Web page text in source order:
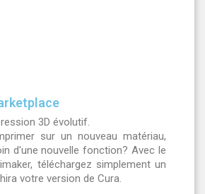
3D évolutif.
sur un nouveau matériau,
d'une nouvelle fonction? Avec le
téléchargez simplement un
votre version de Cura.